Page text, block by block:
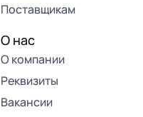
Поставщикам
О нас
О компании
Реквизиты
Вакансии